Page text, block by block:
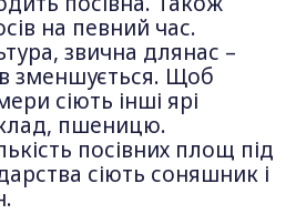
на певний час.
звична длянас –
зменшується. Щоб
сіють інші ярі
пшеницю.
посівних площ під
сіють соняшник і